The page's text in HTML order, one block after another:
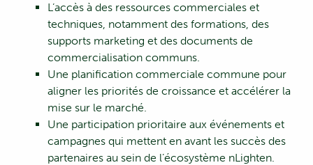
L’accès à des ressources commerciales et
techniques, notamment des formations, des
supports marketing et des documents de
commercialisation communs.
Une planification commerciale commune pour
aligner les priorités de croissance et accélérer la
mise sur le marché.
Une participation prioritaire aux événements et
campagnes qui mettent en avant les succès des
partenaires au sein de l’écosystème nLighten.